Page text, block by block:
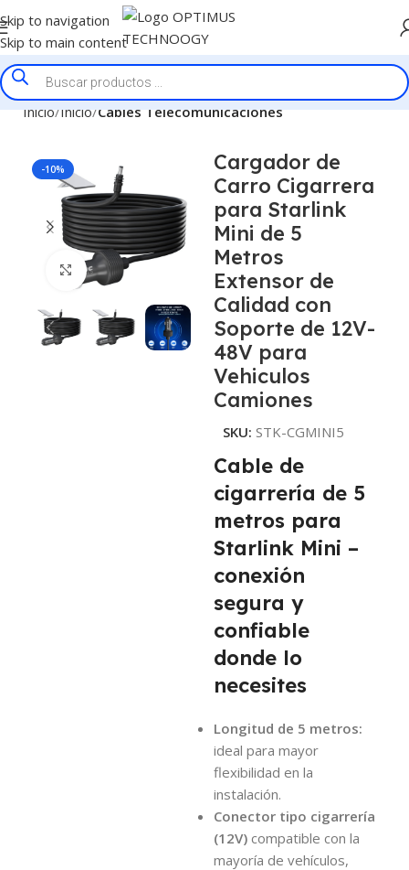
Skip to navigation
Skip to main content
Inicio Inicio Cables Telecomunicaciones
-10%
Click to enlarge
Cargador de
Carro Cigarrera
para Starlink
Mini de 5
Metros
Extensor de
Calidad con
Soporte de 12V-
48V para
Vehiculos
Camiones
SKU: STK-CGMINI5
Cable de
cigarrería de 5
metros para
Starlink Mini –
conexión
segura y
confiable
donde lo
necesites
Longitud de 5 metros:
ideal para mayor
flexibilidad en la
instalación.
Conector tipo cigarrería
(12V)compatible con la
mayoría de vehículos,